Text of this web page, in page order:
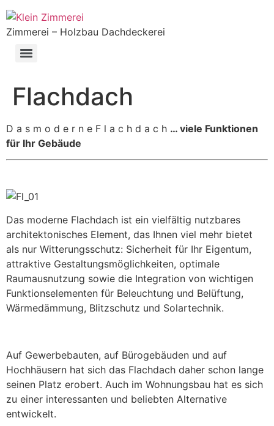
Zimmerei – Holzbau Dachdeckerei
Flachdach
D a s m o d e r n e F l a c h d a c h … viele Funktionen
für Ihr Gebäude
Das moderne Flachdach ist ein vielfältig nutzbares
architektonisches Element, das Ihnen viel mehr bietet
als nur Witterungsschutz: Sicherheit für Ihr Eigentum,
attraktive Gestaltungsmöglichkeiten, optimale
Raumausnutzung sowie die Integration von wichtigen
Funktionselementen für Beleuchtung und Belüftung,
Wärmedämmung, Blitzschutz und Solartechnik.
Auf Gewerbebauten, auf Bürogebäuden und auf
Hochhäusern hat sich das Flachdach daher schon lange
seinen Platz erobert. Auch im Wohnungsbau hat es sich
zu einer interessanten und beliebten Alternative
entwickelt.